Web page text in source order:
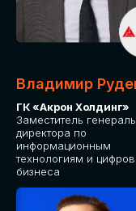
Владимир
ГК «Акрон Холдинг»
Заместитель
директора по
информационным
технологиям и
бизнеса